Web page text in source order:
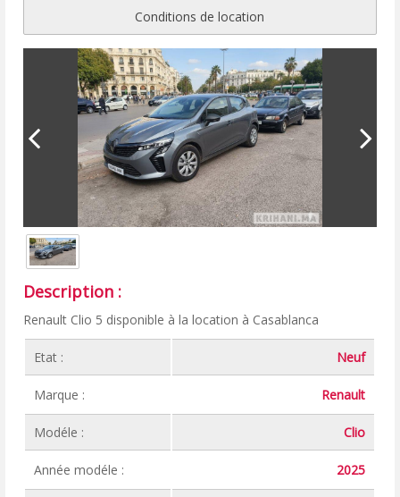
Conditions de location
Description :
Renault Clio 5 disponible à la location à Casablanca
Etat : Neuf
Marque : Renault
Modéle : Clio
Année modéle : 2025